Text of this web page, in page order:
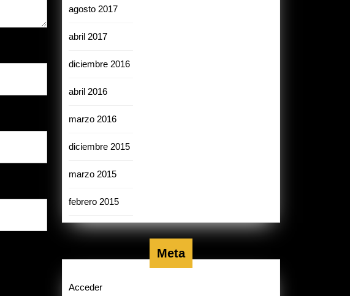
agosto 2017
abril 2017
diciembre 2016
abril 2016
marzo 2016
diciembre 2015
marzo 2015
febrero 2015
Meta
Acceder